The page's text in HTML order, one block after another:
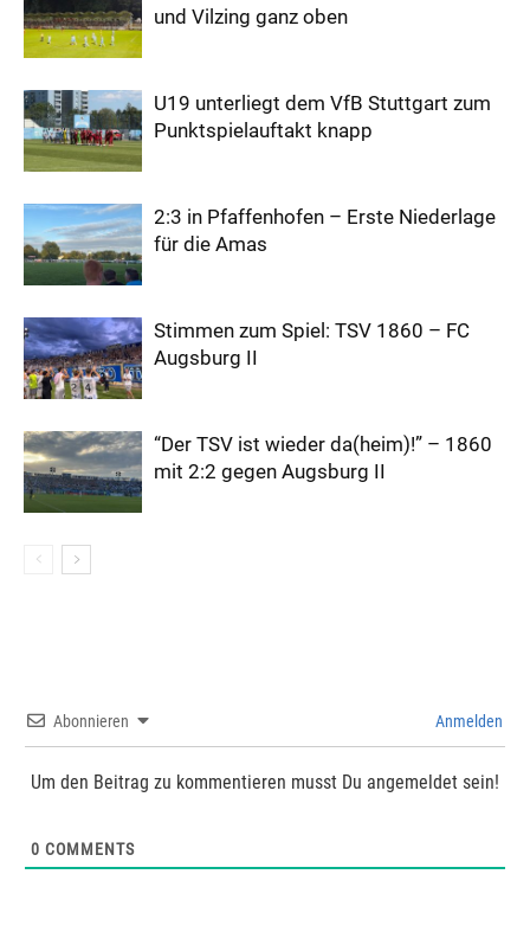
und Vilzing ganz oben
U19 unterliegt dem VfB Stuttgart zum
Punktspielauftakt knapp
2:3 in Pfaffenhofen – Erste Niederlage
für die Amas
Stimmen zum Spiel: TSV 1860 – FC
Augsburg II
“Der TSV ist wieder da(heim)!” – 1860
mit 2:2 gegen Augsburg II
Abonnieren Anmelden
Um den Beitrag zu kommentieren musst Du angemeldet sein!
0 COMMENTS